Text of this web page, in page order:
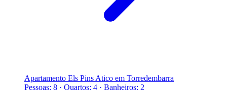
Apartamento Els Pins Atico em Torredembarra
Pessoas: 8 · Quartos: 4 · Banheiros: 2